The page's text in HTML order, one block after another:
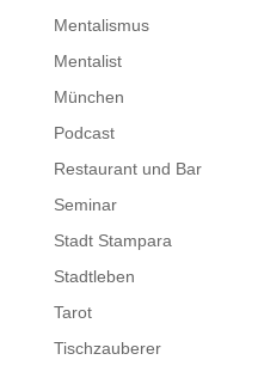
Mentalismus
Mentalist
München
Podcast
Restaurant und Bar
Seminar
Stadt Stampara
Stadtleben
Tarot
Tischzauberer